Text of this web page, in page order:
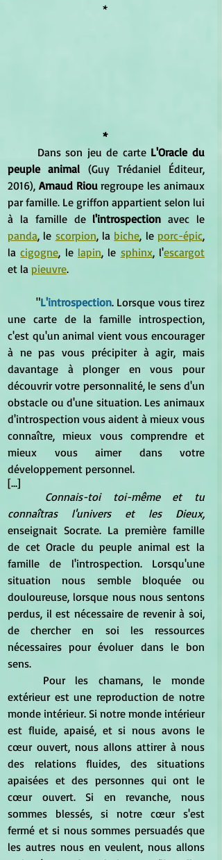
*
*
	Dans son jeu de carte
L'Oracle du
peuple animal (Guy Trédaniel Éditeur,
2016), Arnaud Riou regroupe les animaux
par famille. Le griffon appartient selon lui
à la famille de l'introspection
panda, le scorpion, la biche, le porc-épic,
la cigogne, le lapin, le sphinx, l'escargot
et la pieuvre.
	"
L'introspection. Lorsque vous tirez
une carte de la famille introspection,
c'est qu'un animal vient vous encourager
à ne pas vous précipiter à agir, mais
davantage à plonger en vous pour
découvrir votre personnalité, le sens d'un
obstacle ou d'une situation. Les animaux
d'introspection vous aident à mieux vous
connaître, mieux vous comprendre et
mieux vous aimer dans votre
développement personnel.
[...]
Connais-toi toi-même et tu
connaîtras l'univers et les Dieux,
enseignait Socrate. La première famille
de cet Oracle du peuple animal est la
famille de l'introspection. Lorsqu'une
situation nous semble bloquée ou
douloureuse, lorsque nous nous sentons
perdus, il est nécessaire de revenir à soi,
de chercher en soi les ressources
nécessaires pour évoluer dans le bon
sens.
extérieur est une reproduction de notre
monde intérieur. Si notre monde intérieur
est fluide, apaisé, et si nous avons le
cœur ouvert, nous allons attirer à nous
des relations fluides, des situations
apaisées et des personnes qui ont le
cœur ouvert. Si en revanche, nous
sommes blessés, si notre cœur s'est
fermé et si nous sommes persuadés que
les autres nous en veulent, nous allons